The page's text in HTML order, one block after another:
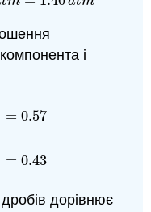
і
= 0.57
a tm=0.57
= 0.43
a tm=0.43
дорівнює